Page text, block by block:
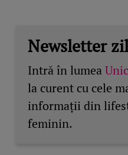
Newsletter
Intră în lumea
la curent cu cele
informații din
feminin.